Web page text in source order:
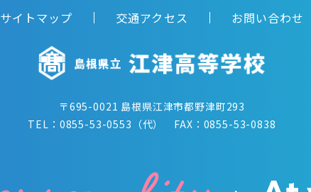
サイトマップ 交通アクセス お問い合わせ
〒695-0021 島根県江津市都野津町293
TEL：0855-53-0553（代） FAX：0855-53-0838